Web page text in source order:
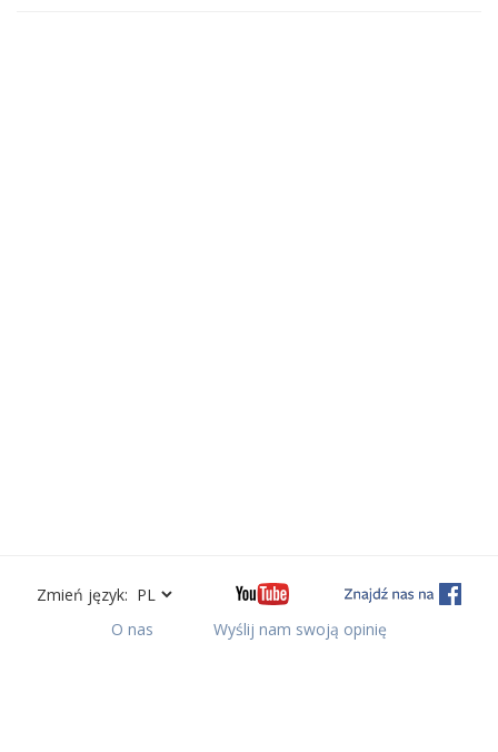
Zmień język:
O nas
Wyślij nam swoją opinię